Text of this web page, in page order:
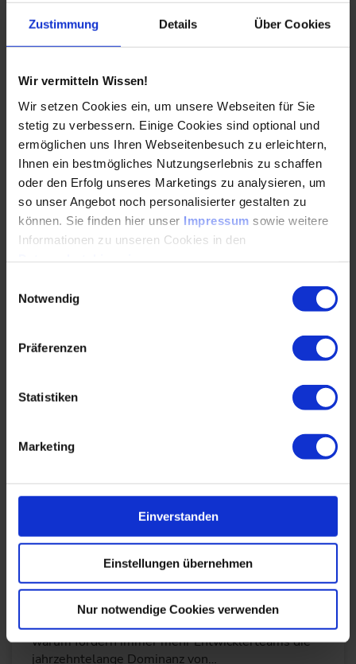
Zustimmung Details Über Cookies
Wir vermitteln Wissen!
Wir setzen Cookies ein, um unsere Webseiten für Sie
stetig zu verbessern. Einige Cookies sind optional und
ermöglichen uns Ihren Webseitenbesuch zu erleichtern,
Ihnen ein bestmögliches Nutzungserlebnis zu schaffen
oder den Erfolg unseres Marketings zu analysieren, um
so unser Angebot noch personalisierter gestalten zu
können. Sie finden hier unser Impressum sowie weitere
Informationen zu unseren Cookies in den
Notwendig
Präferenzen
Statistiken
Marketing
Einverstanden
Einstellungen übernehmen
Nur notwendige Cookies verwenden
28.05.2026
betrifft – und welche Material-, Lieferanten- und
Herkunftsdaten jetzt entscheidend werden
WEITERLESEN
RAG-Systeme im Digital Engineering:
Simulation, Transparenz und
Demokratisierung von Wissen
RAG-Systeme verbinden MBSE, Simulation und
Digital Twins zu einem durchgängigen
Von der Vergangenheit zur Zukunft: Warum
Rust C herausfordert
07.05.2026
Rust gilt als eine der spannendsten
Programmiersprachen der Gegenwart. Doch
warum fordern immer mehr Entwicklerteams die
jahrzehntelange Dominanz von…